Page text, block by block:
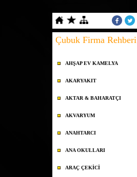
Çubuk Firma Rehberi
AHŞAP EV KAMELYA
AKARYAKIT
AKTAR & BAHARATÇI
AKVARYUM
ANAHTARCI
ANA OKULLARI
ARAÇ ÇEKİCİ